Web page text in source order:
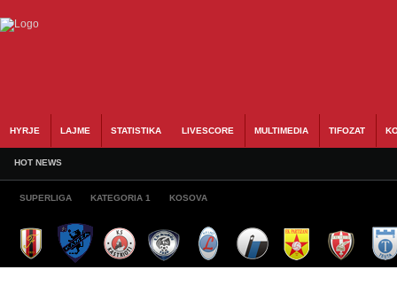
HYRJE LAJME STATISTIKA LIVESCORE MULTIMEDIA TIFOZAT
HOT NEWS
SUPERLIGA KATEGORIA 1 KOSOVA